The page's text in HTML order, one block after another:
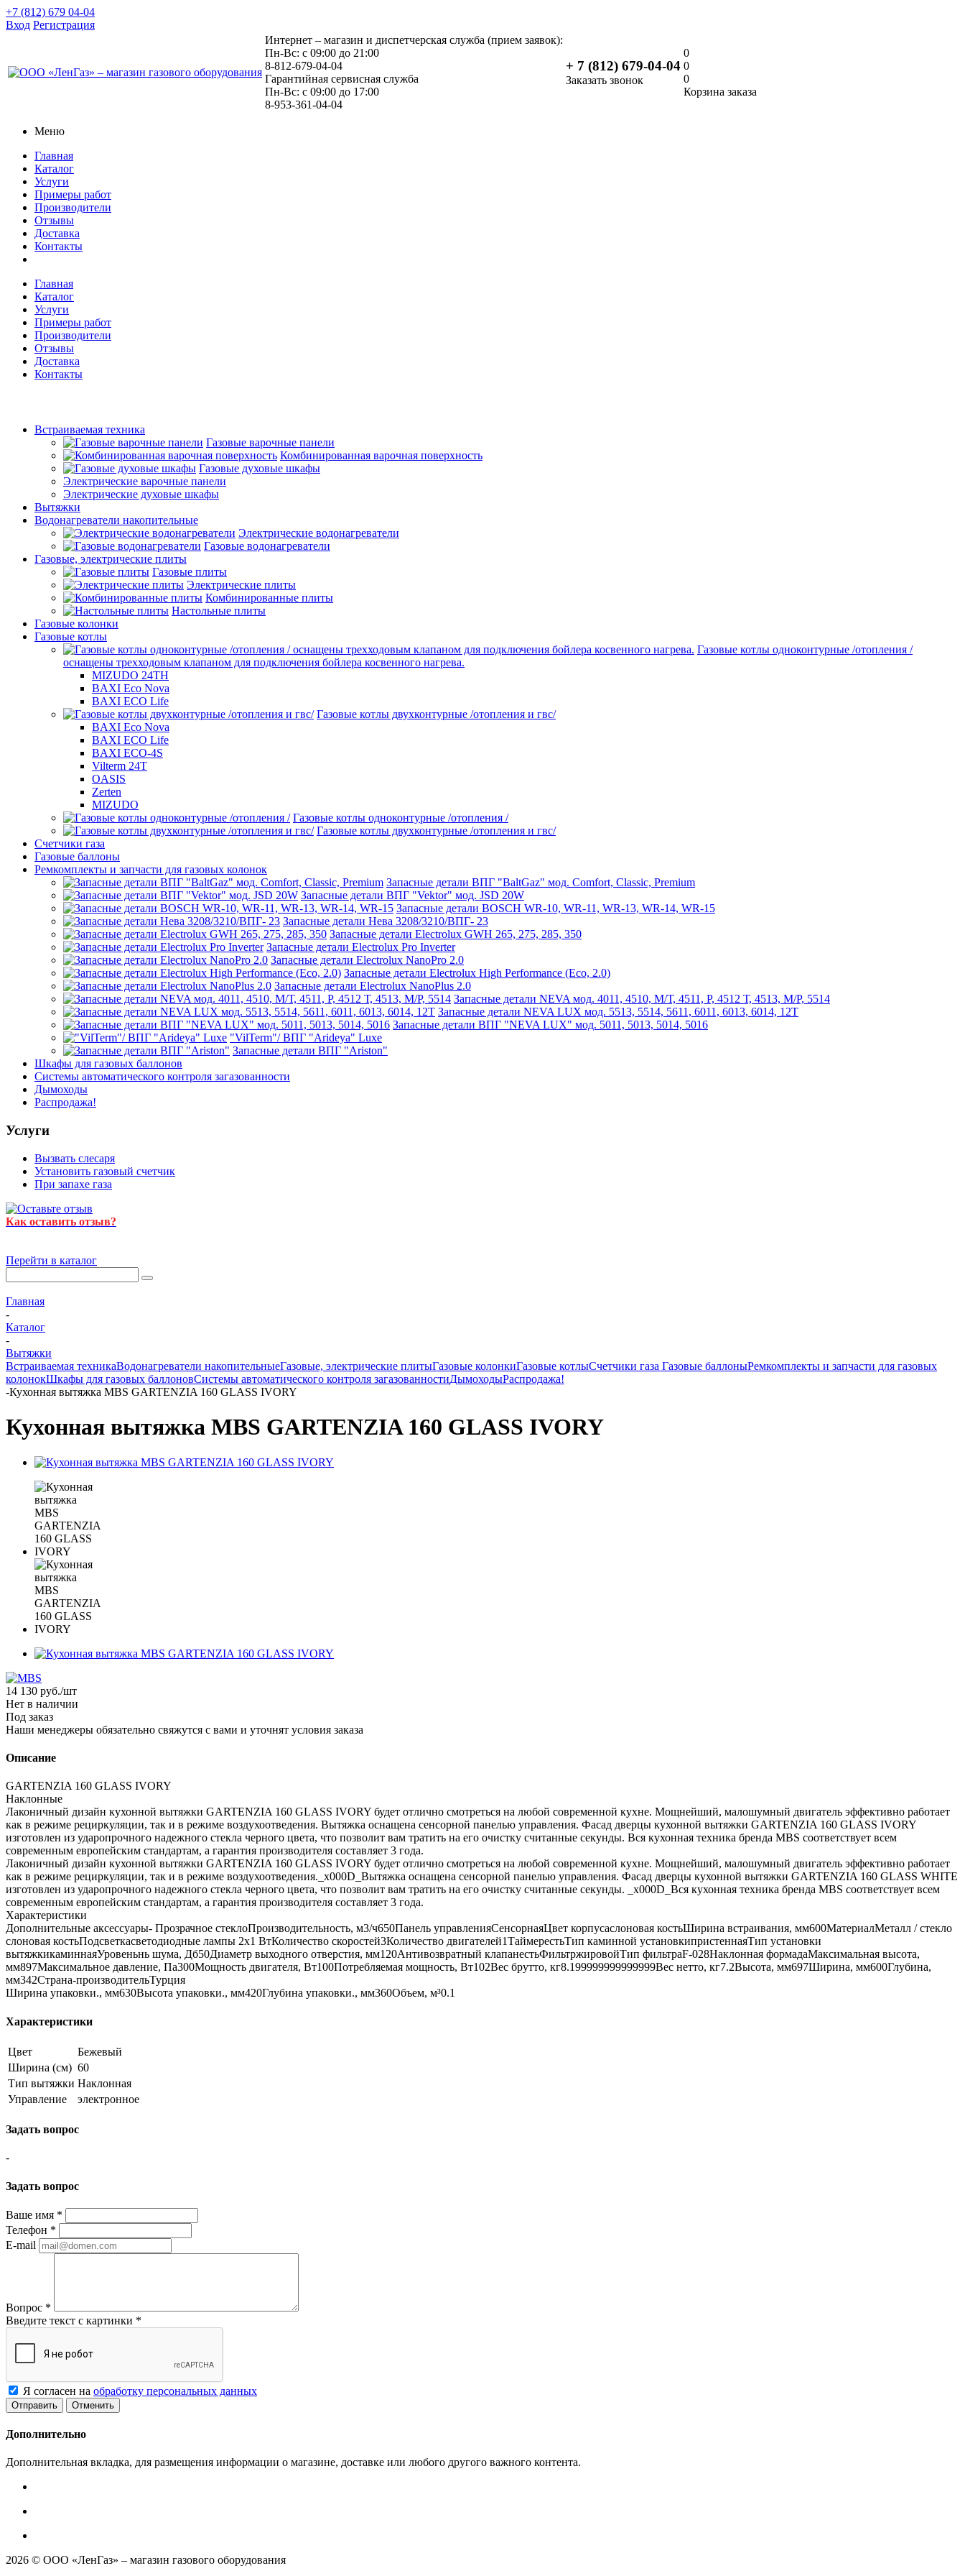
+7 (812) 679 04-04
Вход Регистрация
Интернет – магазин и диспетчерская служба (прием заявок):
Пн-Вс: с 09:00 до 21:00
8-812-679-04-04
Гарантийная сервисная служба
Пн-Вс: с 09:00 до 17:00
8-953-361-04-04
+ 7 (812) 679-04-04
Заказать звонок
0
0
0
Корзина заказа
Меню
Главная
Каталог
Услуги
Примеры работ
Производители
Отзывы
Доставка
Контакты
Главная
Каталог
Услуги
Примеры работ
Производители
Отзывы
Доставка
Контакты
Встраиваемая техника
Газовые варочные панели
Комбинированная варочная поверхность
Газовые духовые шкафы
Электрические варочные панели
Электрические духовые шкафы
Вытяжки
Водонагреватели накопительные
Электрические водонагреватели
Газовые водонагреватели
Газовые, электрические плиты
Газовые плиты
Электрические плиты
Комбинированные плиты
Настольные плиты
Газовые колонки
Газовые котлы
Газовые котлы одноконтурные /отопления /
оснащены трехходовым клапаном для подключения бойлера косвенного нагрева.
MIZUDO 24TН
BAXI Eco Nova
BAXI ECO Life
Газовые котлы двухконтурные /отопления и гвс/
BAXI Eco Nova
BAXI ECO Life
BAXI ECO-4S
Vilterm 24T
OASIS
Zerten
MIZUDO
Газовые котлы одноконтурные /отопления /
Газовые котлы двухконтурные /отопления и гвс/
Счетчики газа
Газовые баллоны
Ремкомплекты и запчасти для газовых колонок
Запасные детали ВПГ "BaltGaz" мод. Comfort, Classic, Premium
Запасные детали ВПГ "Vektor" мод. JSD 20W
Запасные детали BOSCH WR-10, WR-11, WR-13, WR-14, WR-15
Запасные детали Нева 3208/3210/ВПГ- 23
Запасные детали Electrolux GWH 265, 275, 285, 350
Запасные детали Electrolux Pro Inverter
Запасные детали Electrolux NanoPro 2.0
Запасные детали Electrolux High Performance (Eco, 2.0)
Запасные детали Electrolux NanoPlus 2.0
Запасные детали NEVA мод. 4011, 4510, М/Т, 4511, P, 4512 Т, 4513, М/Р, 5514
Запасные детали NEVA LUX мод. 5513, 5514, 5611, 6011, 6013, 6014, 12Т
Запасные детали ВПГ "NEVA LUX" мод. 5011, 5013, 5014, 5016
"VilTerm"/ ВПГ "Arideya" Luxe
Запасные детали ВПГ "Ariston"
Шкафы для газовых баллонов
Системы автоматического контроля загазованности
Дымоходы
Распродажа!
Услуги
Вызвать слесаря
Установить газовый счетчик
При запахе газа
Как оставить отзыв?
Перейти в каталог
Главная
-
Каталог
-
Вытяжки
Встраиваемая техникаВодонагреватели накопительныеГазовые, электрические плитыГазовые колонкиГазовые котлыСчетчики газа Газовые баллоныРемкомплекты и запчасти для газовых
колонокШкафы для газовых баллоновСистемы автоматического контроля загазованностиДымоходыРаспродажа!
-Кухонная вытяжка MBS GARTENZIA 160 GLASS IVORY
Кухонная вытяжка MBS GARTENZIA 160 GLASS IVORY
14 130 руб./шт
Нет в наличии
Под заказ
Наши менеджеры обязательно свяжутся с вами и уточнят условия заказа
Описание
GARTENZIA 160 GLASS IVORY
Наклонные
Лаконичный дизайн кухонной вытяжки GARTENZIA 160 GLASS IVORY будет отлично смотреться на любой современной кухне. Мощнейший, малошумный двигатель эффективно работает
как в режиме рециркуляции, так и в режиме воздухоотведения. Вытяжка оснащена сенсорной панелью управления. Фасад дверцы кухонной вытяжки GARTENZIA 160 GLASS IVORY
изготовлен из ударопрочного надежного стекла черного цвета, что позволит вам тратить на его очистку считанные секунды. Вся кухонная техника бренда MBS соответствует всем
современным европейским стандартам, а гарантия производителя составляет 3 года.
Лаконичный дизайн кухонной вытяжки GARTENZIA 160 GLASS IVORY будет отлично смотреться на любой современной кухне. Мощнейший, малошумный двигатель эффективно работает
как в режиме рециркуляции, так и в режиме воздухоотведения._x000D_Вытяжка оснащена сенсорной панелью управления. Фасад дверцы кухонной вытяжки GARTENZIA 160 GLASS WHITE
изготовлен из ударопрочного надежного стекла черного цвета, что позволит вам тратить на его очистку считанные секунды. _x000D_Вся кухонная техника бренда MBS соответствует всем
современным европейским стандартам, а гарантия производителя составляет 3 года.
Характеристики
Дополнительные аксессуары- Прозрачное стеклоПроизводительность, м3/ч650Панель управленияСенсорнаяЦвет корпусаслоновая костьШирина встраивания, мм600МатериалМеталл / стекло
слоновая костьПодсветкасветодиодные лампы 2х1 ВтКоличество скоростей3Количество двигателей1ТаймерестьТип каминной установкипристеннаяТип установки
вытяжкикаминнаяУровеньнь шума, Дб50Диаметр выходного отверстия, мм120Антивозвратный клапанестьФильтржировойТип фильтраF-028Наклонная формадаМаксимальная высота,
мм897Максимальное давление, Па300Мощность двигателя, Вт100Потребляемая мощность, Вт102Вес брутто, кг8.199999999999999Вес нетто, кг7.2Высота, мм697Ширина, мм600Глубина,
мм342Страна-производительТурция
Ширина упаковки., мм630Высота упаковки., мм420Глубина упаковки., мм360Объем, м³0.1
Характеристики
Цвет
Бежевый
Ширина (см) 60
Тип вытяжки Наклонная
Управление
электронное
Задать вопрос
-
Задать вопрос
Ваше имя *
Телефон *
E-mail
Вопрос *
Введите текст с картинки *
Я согласен на обработку персональных данных
Отменить
Дополнительно
Дополнительная вкладка, для размещения информации о магазине, доставке или любого другого важного контента.
2026 © ООО «ЛенГаз» – магазин газового оборудования